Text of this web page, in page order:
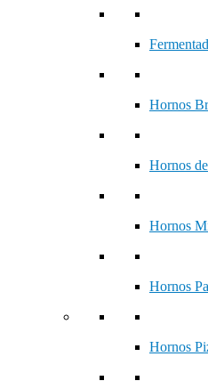
Hornos
Hornos
Hornos
Hornos
Hornos